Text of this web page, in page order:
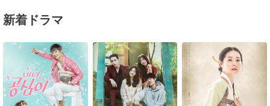
新着ドラマ